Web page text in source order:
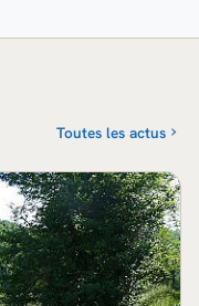
Toutes les actus